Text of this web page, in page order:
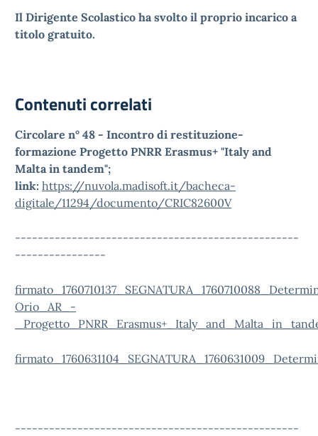
Il Dirigente Scolastico ha svolto il proprio incarico a
titolo gratuito.
Contenuti correlati
Circolare n° 48 - Incontro di restituzione-
formazione Progetto PNRR Erasmus+ "Italy and
Malta in tandem";
link: https://nuvola.madisoft.it/bacheca-
digitale/11294/documento/CRIC82600V
--------------------------------------------------
----------------
Orio_AR_-
--------------------------------------------------